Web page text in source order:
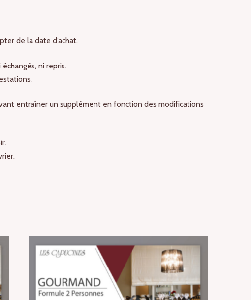
de la date d’achat.
ni repris.
entraîner un supplément en fonction des modifications